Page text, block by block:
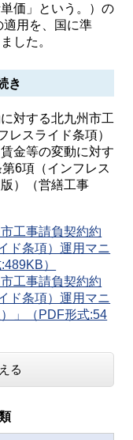
価」という。）の
用を、国に準
した。
き
対する北九州市工
レスライド条項）
金等の変動に対す
6項（インフレス
）（営繕工事
工事請負契約約
ド条項）運用マニ
）
工事請負契約約
ド条項）運用マニ
」（PDF形式:54
る